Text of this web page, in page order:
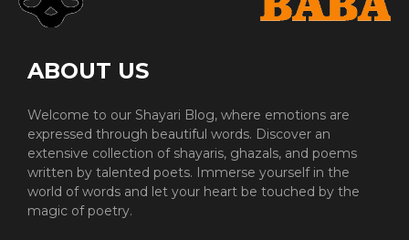
ABOUT US
Welcome to our Shayari Blog, where emotions are
expressed through beautiful words. Discover an
extensive collection of shayaris, ghazals, and poems
written by talented poets. Immerse yourself in the
world of words and let your heart be touched by the
magic of poetry.